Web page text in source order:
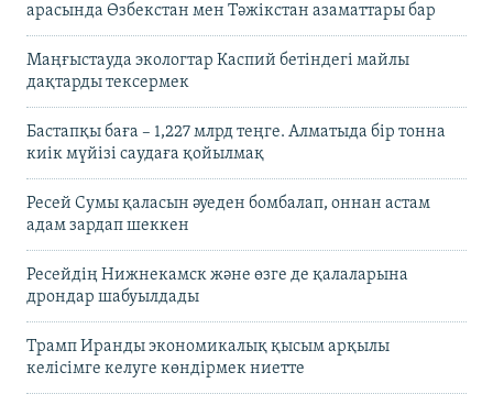
арасында Өзбекстан мен Тәжікстан азаматтары бар
Маңғыстауда экологтар Каспий бетіндегі майлы
дақтарды тексермек
Бастапқы баға – 1,227 млрд теңге. Алматыда бір тонна
киік мүйізі саудаға қойылмақ
Ресей Сумы қаласын әуеден бомбалап, оннан астам
адам зардап шеккен
Ресейдің Нижнекамск және өзге де қалаларына
дрондар шабуылдады
Трамп Иранды экономикалық қысым арқылы
келісімге келуге көндірмек ниетте